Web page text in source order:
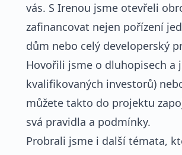
vás. S Irenou jsme otevřeli
zafinancovat nejen pořízení
dům nebo celý developerský
Hovořili jsme o dluhopisech a
kvalifikovaných investorů)
můžete takto do projektu
svá pravidla a podmínky.
Probrali jsme i další témata,